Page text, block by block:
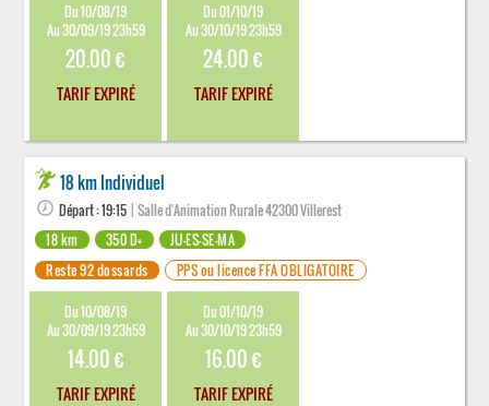
Du 10/08/19
Au 30/09/19 23h59
20.00 €
TARIF EXPIRÉ
Du 01/10/19
Au 30/10/19 23h59
24.00 €
TARIF EXPIRÉ
18 km Individuel
Départ : 19:15 | Salle d'Animation Rurale 42300 Villerest
18 km
350 D+
JU-ES-SE-MA
Reste 92 dossards
PPS ou licence FFA OBLIGATOIRE
Du 10/08/19
Au 30/09/19 23h59
14.00 €
TARIF EXPIRÉ
Du 01/10/19
Au 30/10/19 23h59
16.00 €
TARIF EXPIRÉ